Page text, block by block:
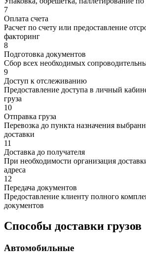
7
Оплата счета
Расчет по счету или предоставление
факторинг
8
Подготовка документов
Сбор всех необходимых
9
Доступ к отслеживанию
Предоставление доступа в личный
груза
10
Отправка груза
Перевозка до пункта назначения
доставки
11
Доставка до получателя
При необходимости организация
адреса
12
Передача документов
Предоставление клиенту полного
документов
Способы доставки грузов
Автомобильные